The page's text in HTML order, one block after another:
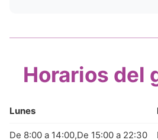
Horarios del
Lunes
De 8:00 a 14:00,De 15:00 a 22:30